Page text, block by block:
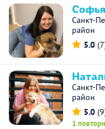
Санкт-
район
5.0
Санкт-
район
5.0
1